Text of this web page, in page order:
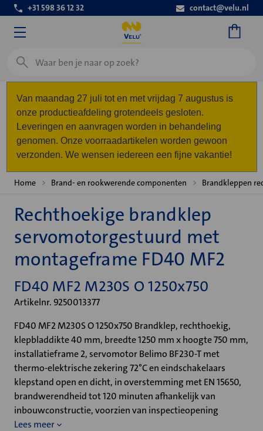
+31 598 36 12 32 contact@velu.nl
Zoeken
Van maandag 27 juli tot en met vrijdag 7 augustus is
onze productieafdeling grotendeels gesloten.
Leveringen en aanvragen worden in behandeling
genomen. Onze voorraadartikelen worden gewoon
verzonden. We wensen iedereen een fijne vakantie!
Home Brand- en rookwerende componenten Brandkleppen
Rechthoekige brandklep
servomotorgestuurd met
montageframe FD40 MF2
FD40 MF2 M230S O 1250x750
Artikelnr. 9250013377
FD40 MF2 M230S O 1250x750 Brandklep, rechthoekig,
klepbladdikte 40 mm, breedte 1250 mm x hoogte 750 mm,
installatieframe 2, servomotor Belimo BF230-T met
thermo-elektrische zekering 72°C en eindschakelaars
klepstand open en dicht, in overstemming met EN 15650,
brandwerendheid tot 120 minuten afhankelijk van
inbouwconstructie, voorzien van inspectieopening
Lees meer